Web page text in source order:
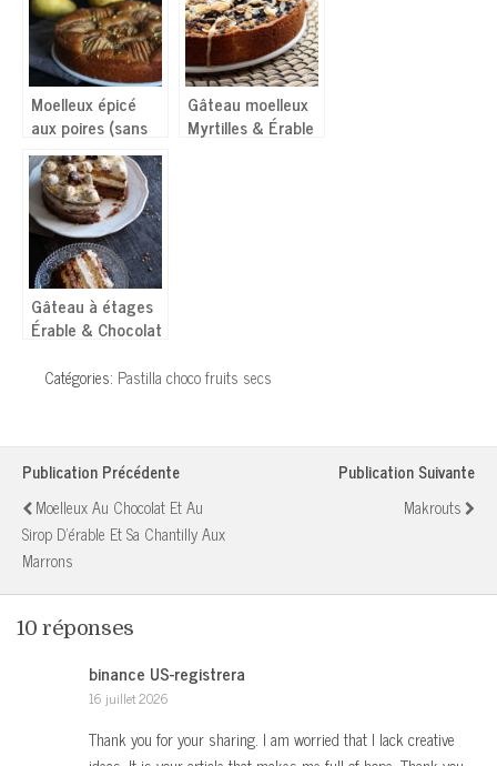
Moelleux épicé
aux poires (sans
lactose, sans
œufs)
Gâteau moelleux
Myrtilles & Érable
Gâteau à étages
Érable & Chocolat
Sans œufs
Catégories: Pastilla choco fruits secs
Publication Précédente
Moelleux Au Chocolat Et Au
Sirop D'érable Et Sa Chantilly Aux
Marrons
Publication Suivante
Makrouts
10 réponses
binance US-registrera
16 juillet 2026
Thank you for your sharing. I am worried that I lack creative